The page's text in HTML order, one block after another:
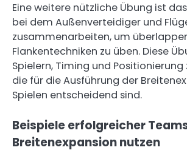
Eine weitere nützliche Übung ist das
bei dem Außenverteidiger und
zusammenarbeiten, um
Flankentechniken zu üben. Diese
Spielern, Timing und Positionierung
die für die Ausführung der
Spielen entscheidend sind.
Beispiele erfolgreicher
Breitenexpansion nutzen